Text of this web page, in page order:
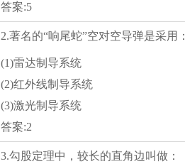
答案:5
2.著名的“响尾蛇”空对空导弹是采用：
(1)雷达制导系统
(2)红外线制导系统
(3)激光制导系统
答案:2
3.勾股定理中，较长的直角边叫做：